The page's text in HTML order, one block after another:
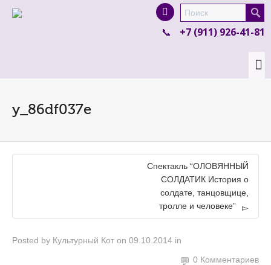
product in a size size .
colour items.
+7 (911) 926-41-81
y_86df037e
Спектакль “ОЛОВЯННЫЙ
СОЛДАТИК История о
солдате, танцовщице,
тролле и человеке”
Posted by Культурный Кот on 09.10.2014 in
0 Комментариев